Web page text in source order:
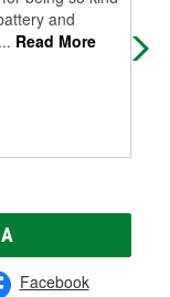
and
... Read More
❤️
Facebook